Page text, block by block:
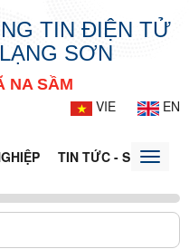
TIN ĐIỆN TỬ
SƠN
NA SẦM
VIE
EN
TIN TỨC - SỰ KIỆNToggle